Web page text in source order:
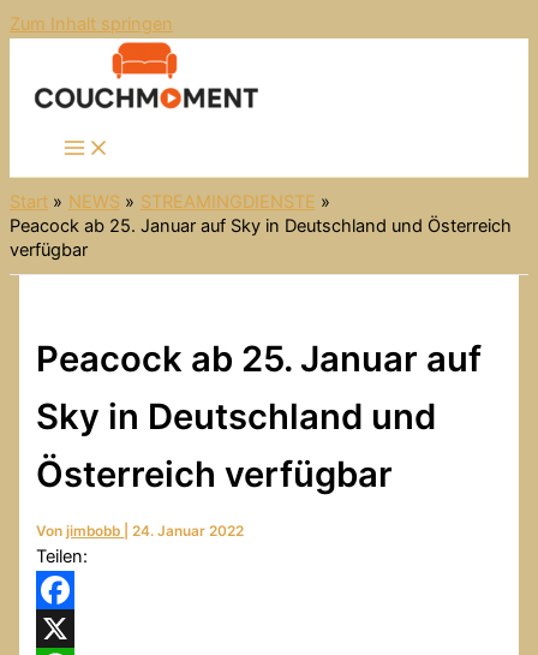
Zum Inhalt springen
Start NEWS
STREAMINGDIENSTE
Peacock ab 25. Januar auf Sky in Deutschland und Österreich
verfügbar
Peacock ab 25. Januar auf
Sky in Deutschland und
Österreich verfügbar
Vonjimbobb |24. Januar 2022
Teilen:
Facebook